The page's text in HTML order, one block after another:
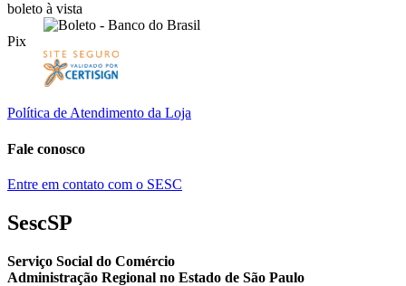
boleto à vista
Pix
Política de Atendimento da Loja
Fale conosco
Entre em contato com o SESC
SescSP
Serviço Social do Comércio
Administração Regional no Estado de São Paulo